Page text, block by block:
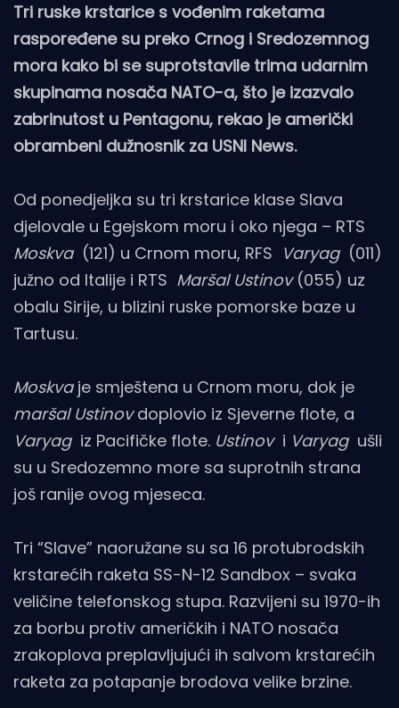
Tri ruske krstarice s vođenim raketama
raspoređene su preko Crnog i Sredozemnog
mora kako bi se suprotstavile trima udarnim
skupinama nosača NATO-a, što je izazvalo
zabrinutost u Pentagonu, rekao je američki
obrambeni dužnosnik za USNI News.
Od ponedjeljka su tri krstarice klase Slava
djelovale u Egejskom moru i oko njega – RTS
Moskva(121) u Crnom moru, RFS Varyag(011)
južno od Italije i RTS Maršal Ustinov(055) uz
obalu Sirije, u blizini ruske pomorske baze u
Tartusu.
Moskvaje smještena u Crnom moru, dok je
maršal Ustinovdoplovio iz Sjeverne flote, a
Varyagiz Pacifičke flote. Ustinovi Varyagušli
su u Sredozemno more sa suprotnih strana
još ranije ovog mjeseca.
Tri “Slave” naoružane su sa 16 protubrodskih
krstarećih raketa SS-N-12 Sandbox – svaka
veličine telefonskog stupa. Razvijeni su 1970-ih
za borbu protiv američkih i NATO nosača
zrakoplova preplavljujući ih salvom krstarećih
raketa za potapanje brodova velike brzine.